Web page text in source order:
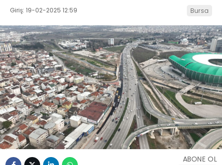
Giriş: 19-02-2025 12:59 Bursa
ABONE OL